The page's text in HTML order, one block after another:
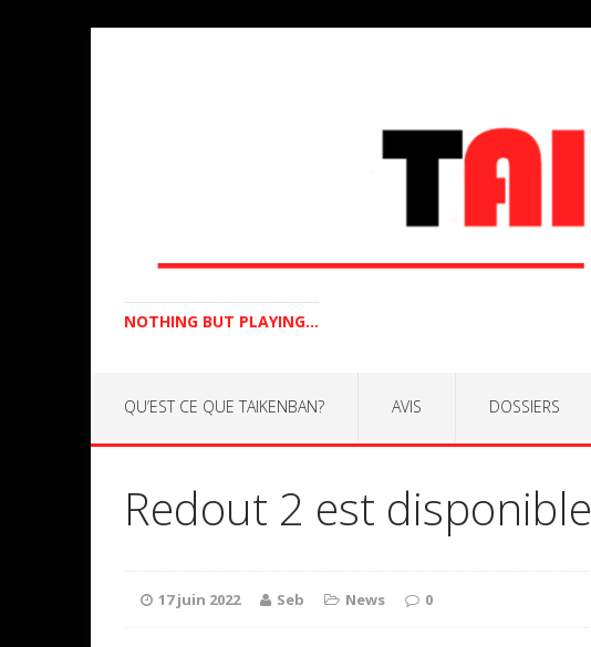
NOTHING BUT PLAYING...
QU’EST CE QUE TAIKENBAN? AVIS DOSSIERS
Redout 2 est disponible
17 juin 2022 Seb News 0